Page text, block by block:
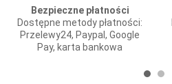
Bezpieczne płatności
Dostępne metody płatności:
Przelewy24, Paypal, Google
Pay, karta bankowa